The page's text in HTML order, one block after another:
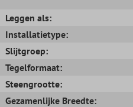
Leggen als:
Installatietype:
Slijtgroep:
Tegelformaat:
Steengrootte:
Gezamenlijke Breedte: